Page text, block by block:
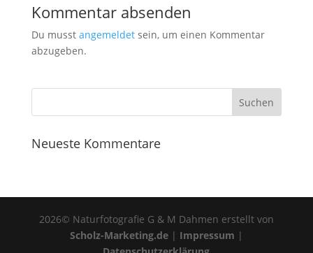
Kommentar absenden
Du musst angemeldetsein, um einen Kommentar
abzugeben.
Neueste Kommentare
2026© Naturfotografie G & M Dahmen erstellt von
Scholz-Marketing.de| Impressum |